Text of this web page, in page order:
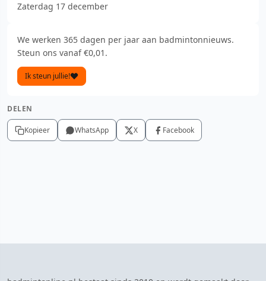
Zaterdag 17 december
We werken 365 dagen per jaar aan badmintonnieuws.
Steun ons vanaf €0,01.
Ik steun jullie!
DELEN
Kopieer WhatsApp X Facebook